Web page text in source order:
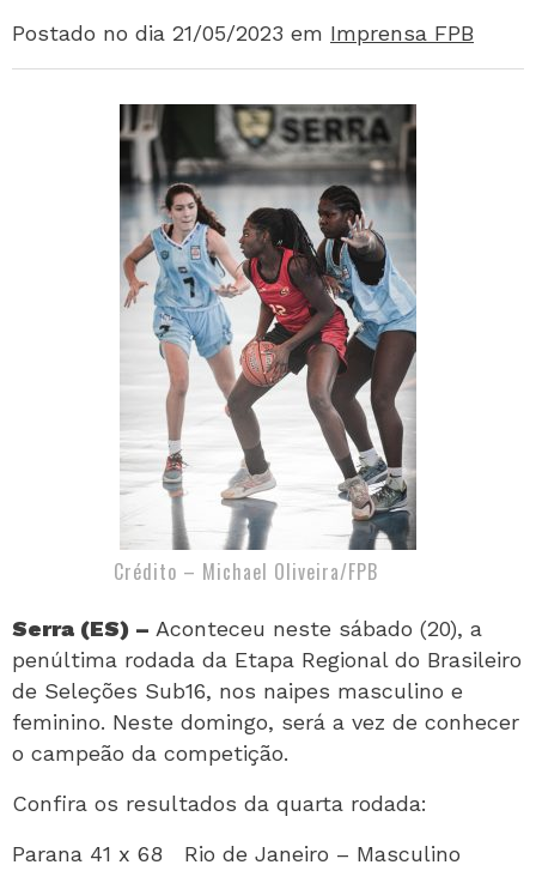
Postado no dia 21/05/2023 em Imprensa FPB
Crédito – Michael Oliveira/FPB
Serra (ES) – Aconteceu neste sábado (20), a
penúltima rodada da Etapa Regional do Brasileiro
de Seleções Sub16, nos naipes masculino e
feminino. Neste domingo, será a vez de conhecer
o campeão da competição.
Confira os resultados da quarta rodada:
Parana 41 x 68 Rio de Janeiro – Masculino